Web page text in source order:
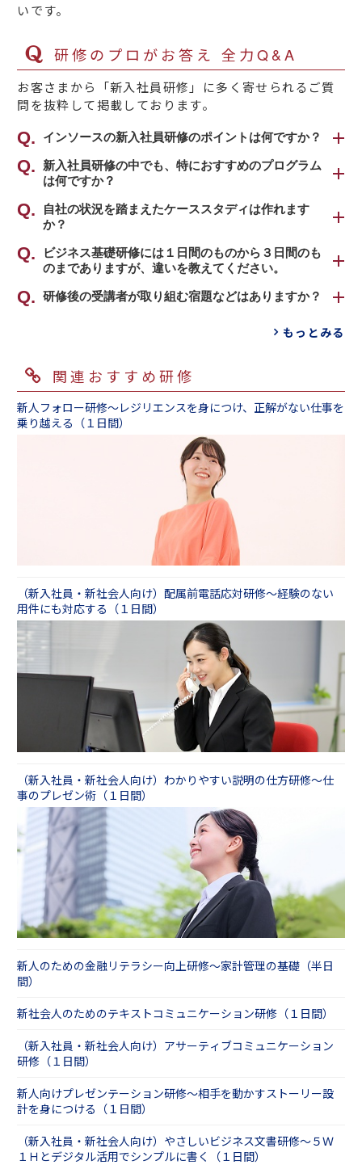
いです。
研修のプロがお答え 全力Q&A
お客さまから「新入社員研修」に多く寄せられるご質
問を抜粋して掲載しております。
インソースの新入社員研修のポイントは何ですか？
インソースの新入社員研修のポイントは４点ご
ざいます。
１．スキル重視の構成
スキル習得をより重視した構成です。「できる
ようになる→自信が持てる→仕事が楽しくなる
→もっとできるように頑張る」という好循環を
主体的に仕事に取り組めるようになることを目
２．作りこまれたテキスト教材
フルカラー、充実した内容のテキストは、研修
後も「参考書」として手元に置いておけると好
評です。コンプライアンスや SNS の使い方、メ
ンタルタフネスなど、時代に合わせて毎年内容
をブラッシュアップし続けています。
・テキスト販売もございます
新人研修テキスト・資料～ビジネス基礎テキス
４月の導入研修はもちろん、研修前後のアセス
メントや添削サービス、夏以降のフォロー研
修、２年目以降の研修、指導者向けのOJT研修
やメンター研修など、多彩なプログラムをご用
意しています。年間を通じて、お客さまのご事
情・ご要望に合わせて自由に組み立てられる点
がご好評いただいております。
４．実施の時期・内容・開催場所を自由に選
べ、組み立てられる
１名から受講できる「公開講座」と、ご指定の
会場に講師が伺う「講師派遣型研修」のご用意
があります。「導入時の研修は講師派遣、配属
後のフォロー研修は配属先近くで開催されてい
る公開講座」など、組み合わせてのご受講もお
すすめです。
また、時間や場所のご都合で研修受講が難しい
受講者さま向けには、動画教材もご用意してお
ります。
ルとビジネスマインドの醸成編（４日間）
ル・所作を学ぶ（２日間）
【動画教材】新入社員向け！動画教材セレクシ
ョン～新人８大スキルを高めるeラーニング
新入社員研修の中でも、特におすすめのプログラム
は何ですか？
一番のおすすめは、「新入社員研修 ～ビジネ
ス基礎「チームで働ける新人になる編」（２日
間）」です。
冒頭で、社会人に求められる「意識」について
話応対など具体的なスキルについて学びます。
ルール、仕事の進め方の基本を身につけていた
グラムです。
その他にも、新入社員の方の状況に合わせたご
提案をさせていただきます。
■入社前・入社したての方
上記のビジネス基礎研修だけでも十分に社会人
として仕事をするうえでの基盤をつくることが
出来ますが、＋αとして、以下の５つのスキルを
身につけるための研修をおすすめしておりま
①文書スキル
新人のためのビジネス文書研修（１日間）
②対人スキル
新人・若手向けコミュニケーション研修 ～デ
キる「ホウ・レン・ソウ（報連相）」編（１日
③伝えるスキル
新人のためのプレゼンテーション研修
④考えるスキル
新人向けロジカルシンキング研修 自分で考え
行動する編（１日間）
⑤パソコンスキル
（新入社員・新社会人向け）Ｍｉｃｒｏｓｏｆ
ｔ Ｏｆｆｉｃｅ研修～ＥｘｃｅｌとＰｏｗｅｒ
Ｐｏｉｎｔ
日本最大規模の新入社員研修を行う当社では、
近年の新人の傾向や人事ご担当者さまのお悩み
をもとに「新人に求められる８大スキル」を定
修をご用意しております。
■入社して数カ月経過した方
みを抱えているものです。悩みを解消し、より
成長するために、フォロー研修をおすすめしま
す。
新入社員フォロー研修
自社の状況を踏まえたケーススタディは作れます
か？
可能でございます。
受講者が頭を悩ませがちなシーンや人事ご担当
者さまが想定されている課題をご教示いただく
ことで、貴社オリジナルのケーススタディを作
成いたします。一例として「自社方針で決まっ
ているフローでの電話応対」「具体的な業務に
ウをいかに行うか」などのケース作成を承って
おります。
まずは担当の営業までご相談ください。
※ビジネス基礎研修、ビジネス文書研修につきま
しては、製本テキストを用いての実施を想定し
ているため、ケース作成等を含むカスタマイズ
は原則受け付けておりません。恐れ入りますが
カスタマイズのご要望がございましたら、まず
は営業担当までご相談ください。
ビジネス基礎研修には１日間のものから３日間のも
のまでありますが、違いを教えてください。
ビジネス基礎研修は２日間を標準としておりま
皆さま向けには、１日のダイジェスト版をおす
必要最低限のものだけ実施し、講義を中心に要
点を絞って短い時間でお伝えします。
新入社員研修 ～ビジネス基礎「速習編」（１
逆に３日間のプログラムでは、基本的なプログ
ラム構成は２日間編と同じですが、ロールプレ
イやケーススタディに十分な時間を割きます。
「頭ではなんとなくわかっている」という状態
から「自信をもってきちんとした対応ができる
ようになる」ことを目指します。受講者からの
素朴な疑問にも、講師がしっかりとフィードバ
ックすることができ、小さな不安でも事前に取
り除くことが可能です。
新入社員研修 ～ビジネス基礎「実践ワークで
完璧マスター編」（３日間）
お客さまのご都合・ご事情にあわせてお選びく
ださい。
研修後の受講者が取り組む宿題などはありますか？
後３～６か月後にフォローアップの研修を実施
される企業様が多いです。
新入社員フォロー研修
研修と自宅学習教材、フォローアップ研修がセ
ットになったオンライン通信教育サービスもご
新人・若手のための文書力強化コース
新人・若手のための敬語特訓コース
新人・若手のためのロジカルシンキングコース
新人・若手のための企画力アップコース
また、受講した研修の内容を呼び覚ます「呼び
覚まシステム」というサービスもございます。
月に１回３カ月間、ＷＥＢ上のアンケートを弊
社から受講者さまに直接お送りし、研修内容が
身についているか、実践できているかを確認さ
せていただくプラスアルファのサービスでござ
います。
研修効果を高める「呼び覚まシステム」
その他、ビジネスマナーの通信添削もございま
す。内定者の段階で事前に行うこともございま
すが、フォローアップにもご好評いただいてお
ります。
内定者・新入社員向け通信添削サービス
もっとみる
関連おすすめ研修
新人フォロー研修～レジリエンスを身につけ、正解がない仕事を
乗り越える（１日間）
（新入社員・新社会人向け）配属前電話応対研修～経験のない
用件にも対応する（１日間）
（新入社員・新社会人向け）わかりやすい説明の仕方研修～仕
事のプレゼン術（１日間）
新人のための金融リテラシー向上研修～家計管理の基礎（半日
間）
新社会人のためのテキストコミュニケーション研修（１日間）
（新入社員・新社会人向け）アサーティブコミュニケーション
研修（１日間）
新人向けプレゼンテーション研修～相手を動かすストーリー設
計を身につける（１日間）
（新入社員・新社会人向け）やさしいビジネス文書研修～５Ｗ
１Ｈとデジタル活用でシンプルに書く（１日間）